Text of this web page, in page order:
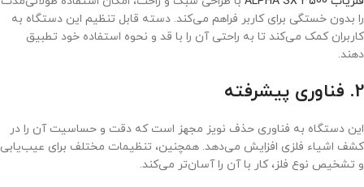
را بدون خستگی برای کاربر فراهم می‌کند. دسته قابل تنظیم این دستگاه به
کاربران کمک می‌کند تا به راحتی آن را با قد و نحوه استفاده خود تطبیق
دهند.
2. فناوری پیشرفته
این دستگاه به فناوری حذف نویز مجهز است که دقت و حساسیت آن را در
کشف اشیاء فلزی افزایش می‌دهد. همچنین، تنظیمات مختلف برای عیب‌یابی
و تشخیص نوع فلز، کار با آن را آسان‌تر می‌کند.